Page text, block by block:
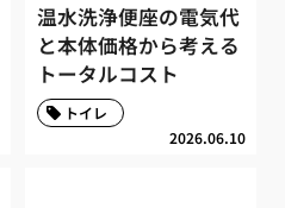
温水洗浄便座の電気代
と本体価格から考える
トータルコスト
2026.06.10
トイレ